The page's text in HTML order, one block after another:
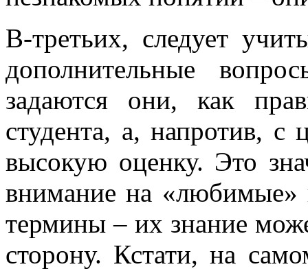
В-третьих, следует
дополнительные
задаются они, как
студента, а, напротив, с
высокую оценку. Это
внимание на «любимые»
термины – их знание
сторону. Кстати, на